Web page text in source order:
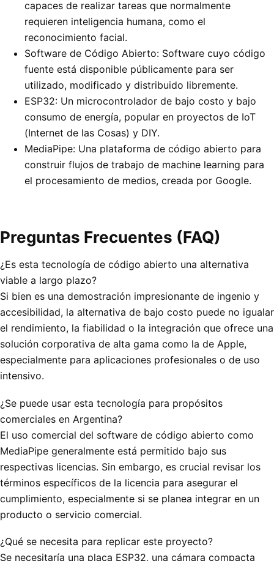
capaces de realizar tareas que normalmente
requieren inteligencia humana, como el
reconocimiento facial.
Software de Código Abierto: Software cuyo código
fuente está disponible públicamente para ser
utilizado, modificado y distribuido libremente.
ESP32: Un microcontrolador de bajo costo y bajo
consumo de energía, popular en proyectos de IoT
(Internet de las Cosas) y DIY.
MediaPipe: Una plataforma de código abierto para
construir flujos de trabajo de machine learning para
el procesamiento de medios, creada por Google.
Preguntas Frecuentes (FAQ)
¿Es esta tecnología de código abierto una alternativa
viable a largo plazo?
Si bien es una demostración impresionante de ingenio y
accesibilidad, la alternativa de bajo costo puede no igualar
el rendimiento, la fiabilidad o la integración que ofrece una
solución corporativa de alta gama como la de Apple,
especialmente para aplicaciones profesionales o de uso
intensivo.
¿Se puede usar esta tecnología para propósitos
comerciales en Argentina?
El uso comercial del software de código abierto como
MediaPipe generalmente está permitido bajo sus
respectivas licencias. Sin embargo, es crucial revisar los
términos específicos de la licencia para asegurar el
cumplimiento, especialmente si se planea integrar en un
producto o servicio comercial.
¿Qué se necesita para replicar este proyecto?
Se necesitaría una placa ESP32, una cámara compacta